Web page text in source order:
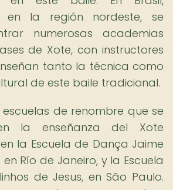
en la región nordeste, se
numerosas academias
de Xote, con instructores
tanto la técnica como
de este baile tradicional.
de renombre que se
la enseñanza del Xote
la Escuela de Dança Jaime
Río de Janeiro, y la Escuela
de Jesus, en São Paulo.